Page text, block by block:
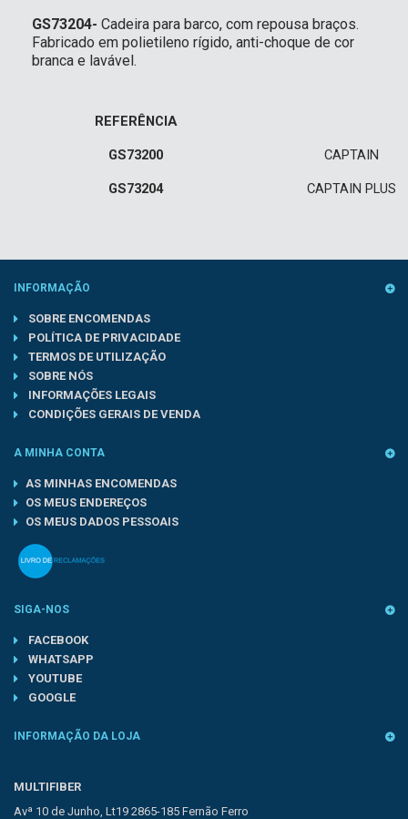
GS73204- Cadeira para barco, com repousa braços.
Fabricado em polietileno rígido, anti-choque de cor
branca e lavável.
REFERÊNCIA
GS73200 CAPTAIN
GS73204 CAPTAIN PLUS
INFORMAÇÃO
SOBRE ENCOMENDAS
POLÍTICA DE PRIVACIDADE
TERMOS DE UTILIZAÇÃO
SOBRE NÓS
INFORMAÇÕES LEGAIS
CONDIÇÕES GERAIS DE VENDA
A MINHA CONTA
AS MINHAS ENCOMENDAS
OS MEUS ENDEREÇOS
OS MEUS DADOS PESSOAIS
SIGA-NOS
FACEBOOK
WHATSAPP
YOUTUBE
GOOGLE
INFORMAÇÃO DA LOJA
MULTIFIBER
Avª 10 de Junho, Lt19 2865-185 Fernão Ferro